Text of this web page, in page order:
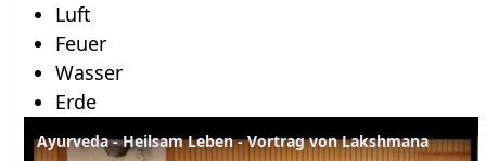
Luft
Feuer
Wasser
Erde
Ayurveda - Heilsam Leben - Vortrag von Lakshmana